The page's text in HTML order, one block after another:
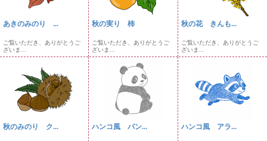
あきのみのり ...
ご覧いただき、ありがとうご
ざいま...
秋の実り 柿
ご覧いただき、ありがとうご
ざいま...
秋の花 きんも...
ご覧いただき、ありがとうご
ざいま...
秋のみのり ク... ハンコ風 パン... ハンコ風 アラ...